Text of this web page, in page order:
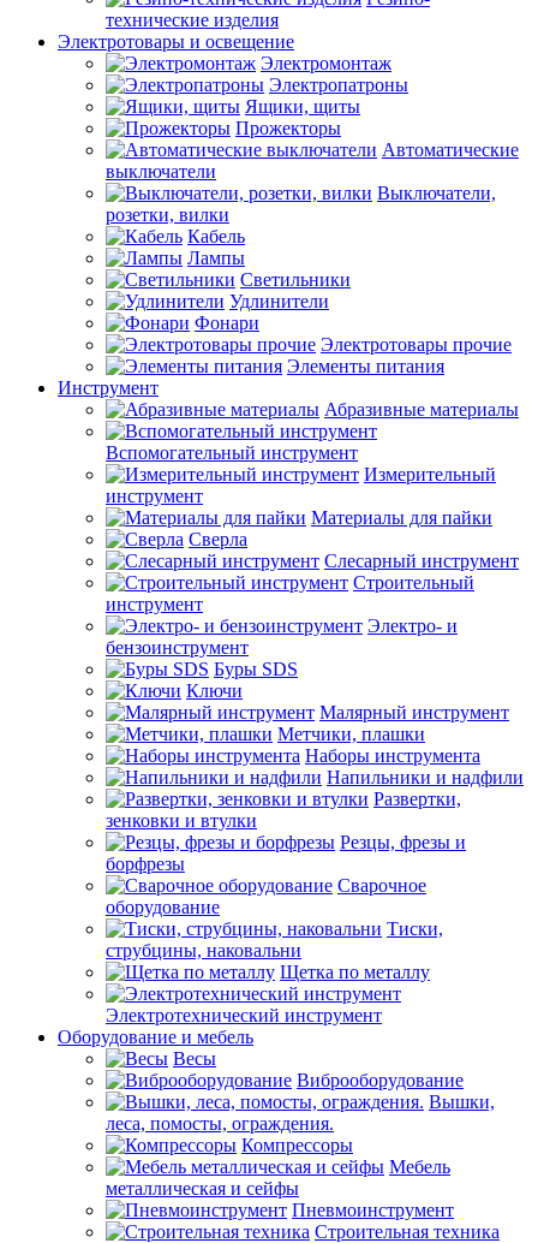
технические изделия
Электротовары и освещение
Электромонтаж
Электропатроны
Ящики, щиты
Прожекторы
Автоматические
выключатели
Выключатели,
розетки, вилки
Кабель
Лампы
Светильники
Удлинители
Фонари
Электротовары прочие
Элементы питания
Инструмент
Абразивные материалы
Вспомогательный инструмент
Измерительный
инструмент
Материалы для пайки
Сверла
Слесарный инструмент
Строительный
инструмент
Электро- и
бензоинструмент
Буры SDS
Ключи
Малярный инструмент
Метчики, плашки
Наборы инструмента
Напильники и надфили
Развертки,
зенковки и втулки
Резцы, фрезы и
борфрезы
Сварочное
оборудование
Тиски,
струбцины, наковальни
Щетка по металлу
Электротехнический инструмент
Оборудование и мебель
Весы
Виброоборудование
Вышки,
леса, помосты, ограждения.
Компрессоры
Мебель
металлическая и сейфы
Пневмоинструмент
Строительная техника